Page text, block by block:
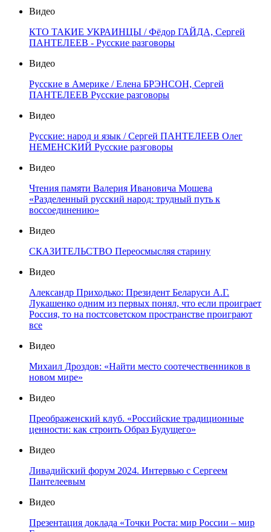
Видео
КТО ТАКИЕ УКРАИНЦЫ / Фёдор ГАЙДА, Сергей
ПАНТЕЛЕЕВ - Русские разговоры
Видео
Русские в Америке / Елена БРЭНСОН, Сергей
ПАНТЕЛЕЕВ Русские разговоры
Видео
Русские: народ и язык / Сергей ПАНТЕЛЕЕВ Олег
НЕМЕНСКИЙ Русские разговоры
Видео
Чтения памяти Валерия Ивановича Мошева
«Разделенный русский народ: трудный путь к
воссоединению»
Видео
СКАЗИТЕЛЬСТВО Переосмысляя старину
Видео
Александр Приходько: Президент Беларуси А.Г.
Лукашенко одним из первых понял, что если проиграет
Россия, то на постсоветском пространстве проиграют
все
Видео
Михаил Дроздов: «Найти место соотечественников в
новом мире»
Видео
Преображенский клуб. «Российские традиционные
ценности: как строить Образ Будущего»
Видео
Ливадийский форум 2024. Интервью с Сергеем
Пантелеевым
Видео
Презентация доклада «Точки Роста: мир России – мир